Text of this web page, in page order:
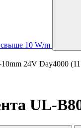
10 W/m
24V Day4000
UL-